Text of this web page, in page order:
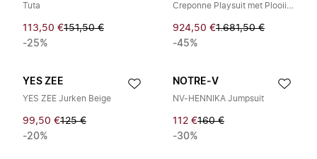
Tuta
113,50 €151,50 €
-25%
Creponne Playsuit met Plooiing
924,50 €1.681,50 €
-45%
YES ZEE
YES ZEE Jurken Beige
99,50 €125 €
-20%
NOTRE-V
NV-HENNIKA Jumpsuit
112 €160 €
-30%